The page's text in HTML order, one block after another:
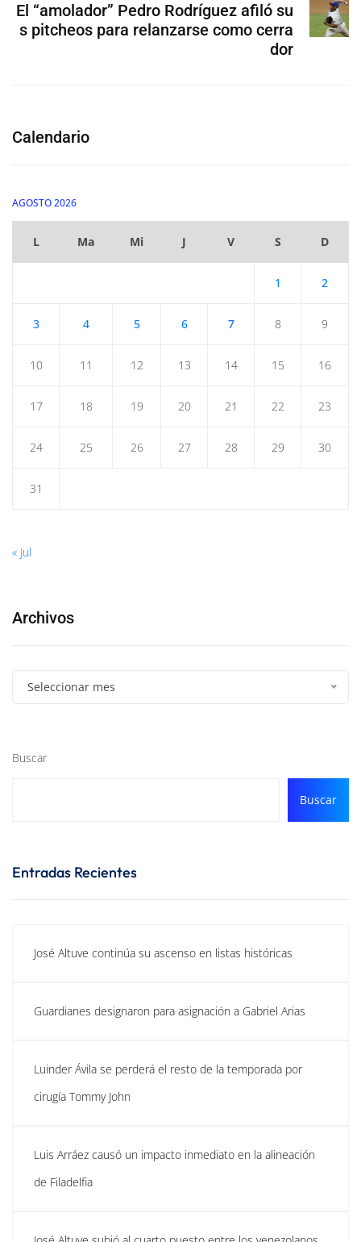
El “amolador” Pedro Rodríguez afiló su
s pitcheos para relanzarse como cerra
dor
Calendario
AGOSTO 2026
L Ma Mi J V S D
1 2
3 4 5 6 7 8 9
10 11 12 13 14 15 16
17 18 19 20 21 22 23
24 25 26 27 28 29 30
31
« Jul
Archivos
Seleccionar mes
Buscar
Buscar
Entradas Recientes
José Altuve continúa su ascenso en listas históricas
Guardianes designaron para asignación a Gabriel Arias
Luinder Ávila se perderá el resto de la temporada por
cirugía Tommy John
Luis Arráez causó un impacto inmediato en la alineación
de Filadelfia